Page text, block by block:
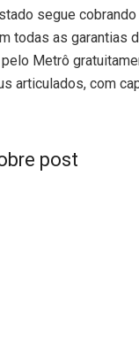
segue
todas as garantias
Metrô
articulados, com
post